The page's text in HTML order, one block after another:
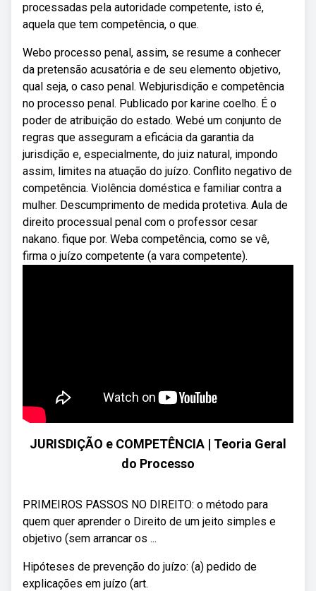
processadas pela autoridade competente, isto é,
aquela que tem competência, o que.
Webo processo penal, assim, se resume a conhecer
da pretensão acusatória e de seu elemento objetivo,
qual seja, o caso penal. Webjurisdição e competência
no processo penal. Publicado por karine coelho. É o
poder de atribuição do estado. Webé um conjunto de
regras que asseguram a eficácia da garantia da
jurisdição e, especialmente, do juiz natural, impondo
assim, limites na atuação do juízo. Conflito negativo de
competência. Violência doméstica e familiar contra a
mulher. Descumprimento de medida protetiva. Aula de
direito processual penal com o professor cesar
nakano. fique por. Weba competência, como se vê,
firma o juízo competente (a vara competente).
JURISDIÇÃO e COMPETÊNCIA | Teoria Geral
do Processo
PRIMEIROS PASSOS NO DIREITO: o método para
quem quer aprender o Direito de um jeito simples e
objetivo (sem arrancar os ...
Hipóteses de prevenção do juízo: (a) pedido de
explicações em juízo (art.